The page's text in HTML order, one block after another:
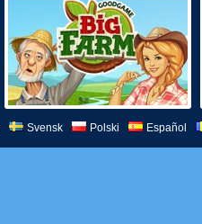
Svensk Polski Español